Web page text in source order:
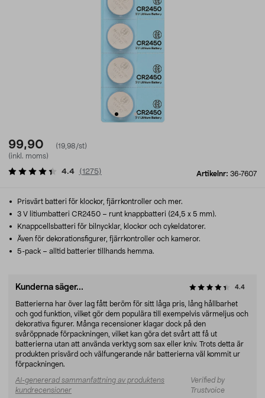
99,90
(19,98/st)
(inkl. moms)
Artikelnr: 36-7607
4.4 (1275)
Prisvärt batteri för klockor, fjärrkontroller och mer.
3 V litiumbatteri CR2450 – runt knappbatteri (24,5 x 5 mm).
Knappcellsbatteri för bilnycklar, klockor och cykeldatorer.
Även för dekorationsfigurer, fjärrkontroller och kameror.
5-pack – alltid batterier tillhands hemma.
Kunderna säger... 4.4
Batterierna har över lag fått beröm för sitt låga pris, lång hållbarhet
och god funktion, vilket gör dem populära till exempelvis värmeljus och
dekorativa figurer. Många recensioner klagar dock på den
svåröppnade förpackningen, vilket kan göra det svårt att få ut
batterierna utan att använda verktyg som sax eller kniv. Trots detta är
produkten prisvärd och välfungerande när batterierna väl kommit ur
förpackningen.
AI-genererad sammanfattning av produktens
kundrecensioner
Verified by
Trustvoice